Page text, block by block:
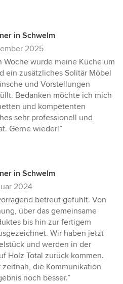
in Schwelm
2025
Woche wurde meine Küche um
ein zusätzliches Solitär Möbel
und Vorstellungen
Bedanken möchte ich mich
und kompetenten
sehr professionell und
Gerne wieder!”
in Schwelm
2024
betreut gefühlt. Von
über das gemeinsame
bis hin zur fertigem
Wir haben jetzt
und werden in der
Holz Total zurück kommen.
die Kommunikation
noch besser.”